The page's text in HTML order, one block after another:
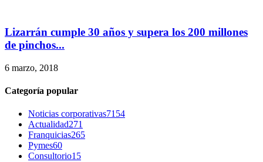
Lizarrán cumple 30 años y supera los 200 millones
de pinchos...
6 marzo, 2018
Categoría popular
Noticias corporativas7154
Actualidad271
Franquicias265
Pymes60
Consultorio15